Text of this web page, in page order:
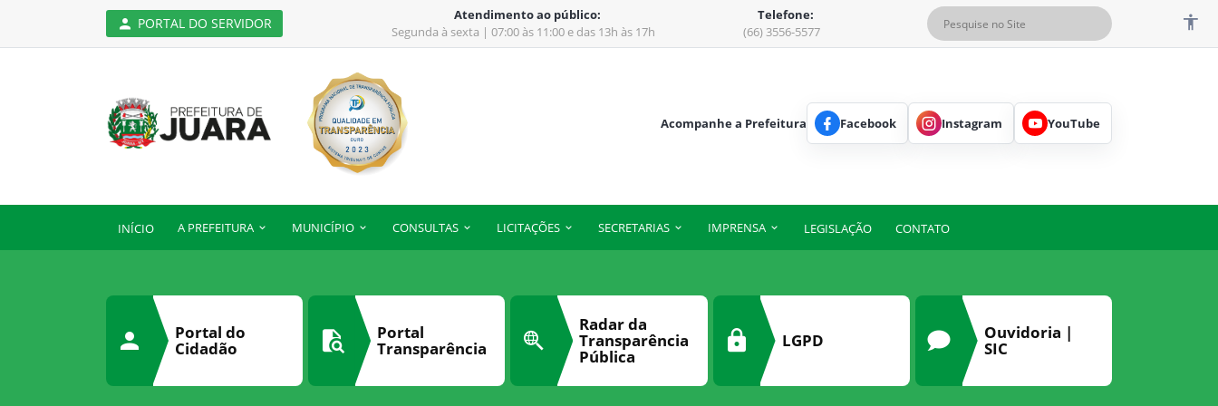
PORTAL DO SERVIDOR Atendimento ao público:
Telefone:
Segunda à sexta | 07:00 às 11:00 e das 13h às 17h
(66) 3556-5577
Acompanhe a Prefeitura Facebook Instagram YouTube
INÍCIO A PREFEITURA MUNICÍPIO CONSULTAS LICITAÇÕES SECRETARIAS IMPRENSA LEGISLAÇÃO CONTATO
Portal do
Cidadão
Portal
Transparência
Radar da
Transparência
Pública
LGPD Ouvidoria |
SIC